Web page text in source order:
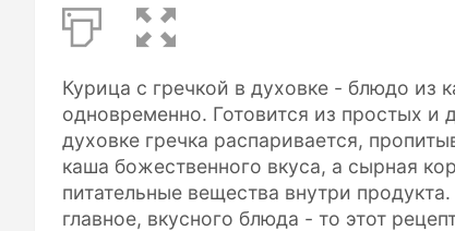
Курица с гречкой в духовке - блюдо из
одновременно. Готовится из простых и
духовке гречка распаривается,
каша божественного вкуса, а сырная
питательные вещества внутри
главное, вкусного блюда - то этот